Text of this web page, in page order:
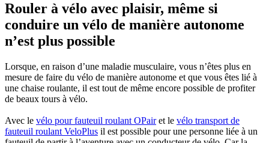
Rouler à vélo avec plaisir, même si
conduire un vélo de manière autonome
n’est plus possible
Lorsque, en raison d’une maladie musculaire, vous n’êtes plus en
mesure de faire du vélo de manière autonome et que vous êtes lié à
une chaise roulante, il est tout de même encore possible de profiter
de beaux tours à vélo.
Avec le vélo pour fauteuil roulant OPairet le vélo transport de
fauteuil roulant VeloPlus il est possible pour une personne liée à un